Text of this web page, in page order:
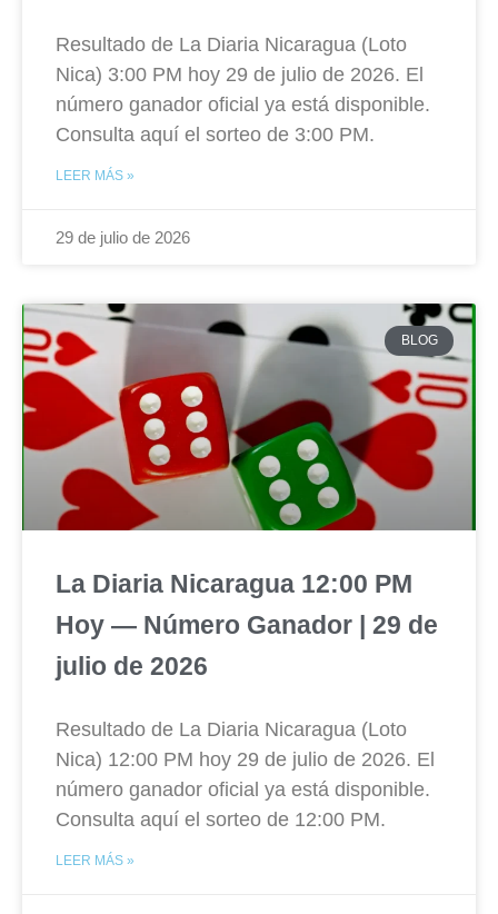
Resultado de La Diaria Nicaragua (Loto
Nica) 3:00 PM hoy 29 de julio de 2026. El
número ganador oficial ya está disponible.
Consulta aquí el sorteo de 3:00 PM.
LEER MÁS »
29 de julio de 2026
BLOG
La Diaria Nicaragua 12:00 PM
Hoy — Número Ganador | 29 de
julio de 2026
Resultado de La Diaria Nicaragua (Loto
Nica) 12:00 PM hoy 29 de julio de 2026. El
número ganador oficial ya está disponible.
Consulta aquí el sorteo de 12:00 PM.
LEER MÁS »